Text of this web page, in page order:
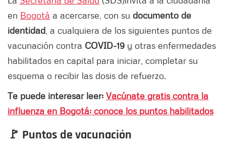
en Bogotá a acercarse, con su documento de
identidad , a cualquiera de los siguientes puntos de
vacunación contra COVID-19 y otras enfermedades
habilitados en capital para iniciar, completar su
esquema o recibir las dosis de refuerzo.
Te puede interesar leer: Vacúnate gratis contra la
influenza en Bogotá: conoce los puntos habilitados
🚩 Puntos de vacunación